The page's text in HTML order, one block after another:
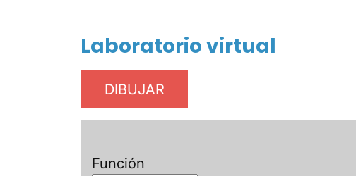
Laboratorio virtual
Función